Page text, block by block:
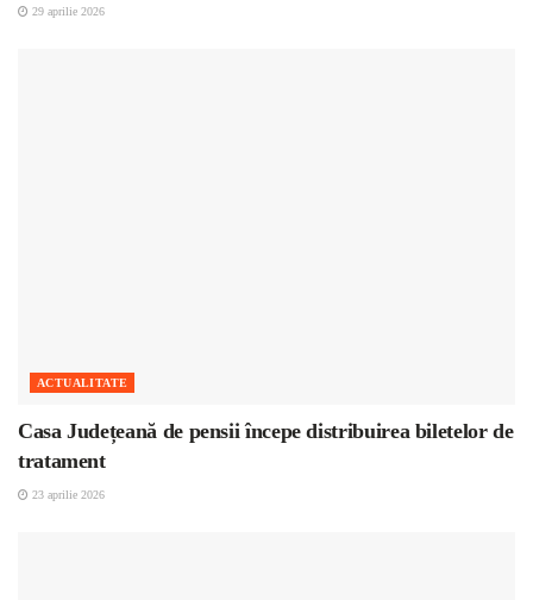
29 aprilie 2026
ACTUALITATE
Casa Județeană de pensii începe distribuirea biletelor de
tratament
23 aprilie 2026